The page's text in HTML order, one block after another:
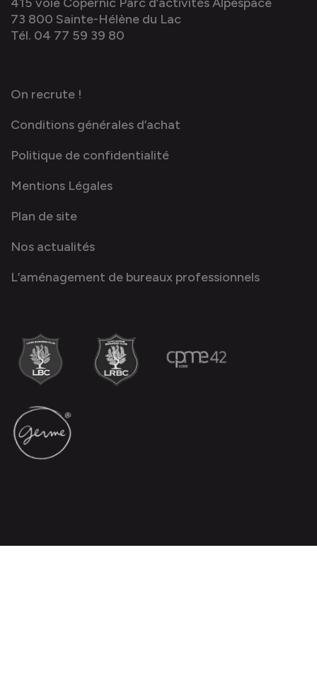
73 800 Sainte-Hélène du Lac
Tél. 04 77 59 39 80
On recrute !
Conditions générales d’achat
Politique de confidentialité
Mentions Légales
Plan de site
Nos actualités
L’aménagement de bureaux professionnels